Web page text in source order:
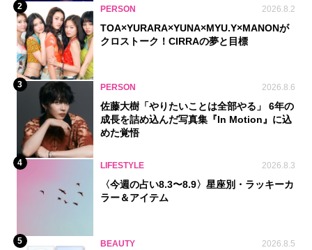
2 PERSON 2026.8.2
TOA×YURARA×YUNA×MYU.Y×MANONが
クロストーク！CIRRAの夢と目標
3 PERSON 2026.8.6
佐藤大樹「やりたいことは全部やる」 6年の
成長を詰め込んだ写真集『In Motion』に込
めた覚悟
4 LIFESTYLE 2026.8.3
〈今週の占い8.3〜8.9〉星座別・ラッキーカ
ラー＆アイテム
5 BEAUTY 2026.8.5